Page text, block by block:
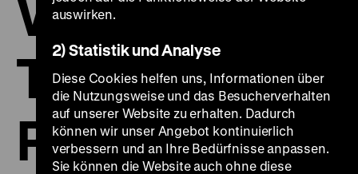
Waffen:
Tokioter
Prozesse
auswirken.
2) Statistik und Analyse
Diese Cookies helfen uns, Informationen über
die Nutzungsweise und das Besucherverhalten
auf unserer Website zu erhalten. Dadurch
können wir unser Angebot kontinuierlich
verbessern und an Ihre Bedürfnisse anpassen.
Sie können die Website auch ohne diese